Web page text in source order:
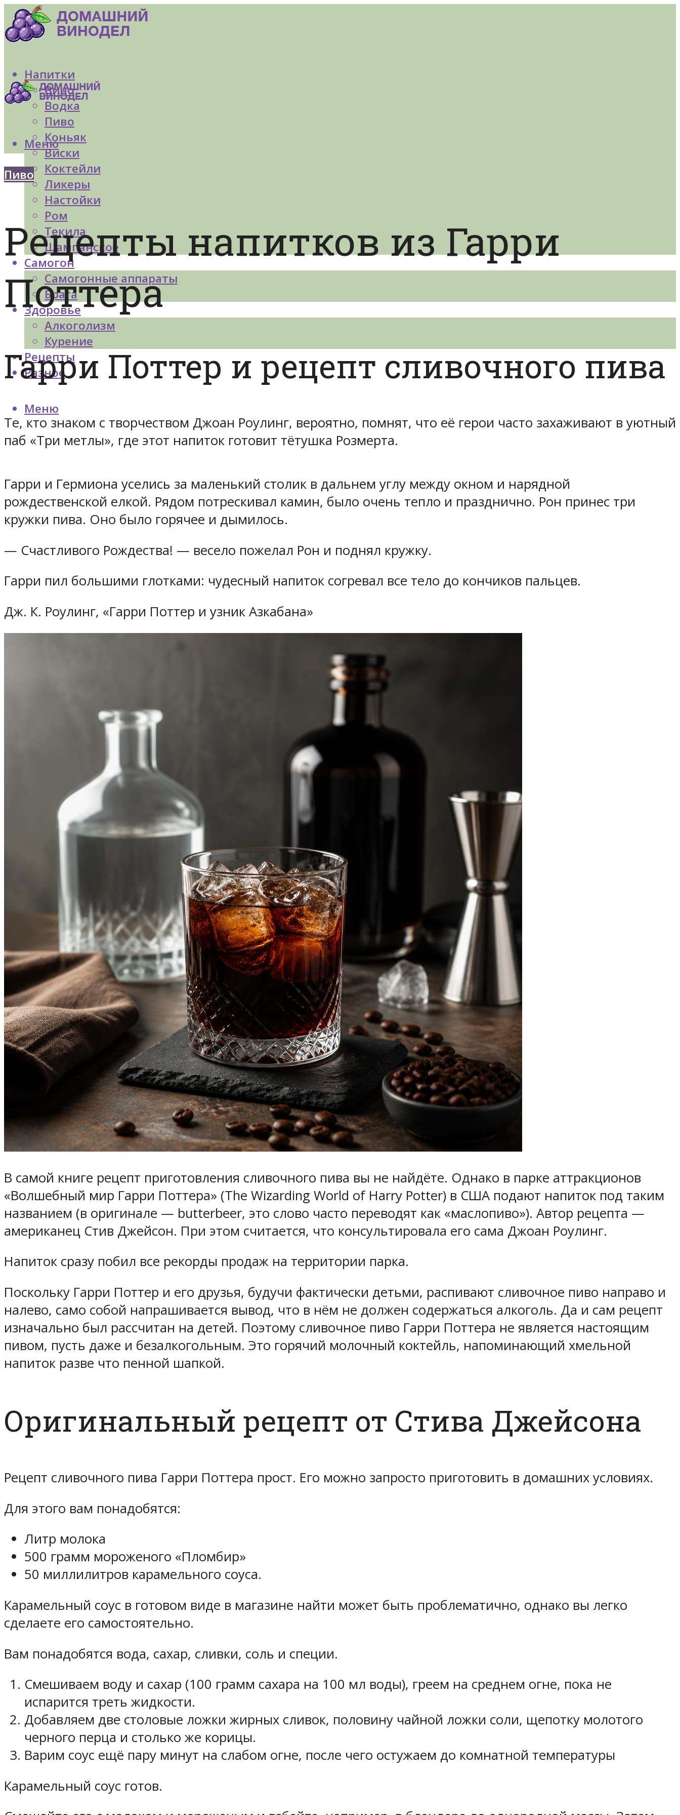
Напитки
Вино
Водка
Пиво
Коньяк
Виски
Коктейли
Ликеры
Настойки
Ром
Текила
Шампанское
Самогон
Самогонные аппараты
Брага
Здоровье
Алкоголизм
Курение
Рецепты
Разное
Меню
Меню
Пиво
Рецепты напитков из Гарри
Поттера
Гарри Поттер и рецепт сливочного пива
Те, кто знаком с творчеством Джоан Роулинг, вероятно, помнят, что её герои часто захаживают в уютный
паб «Три метлы», где этот напиток готовит тётушка Розмерта.
Гарри и Гермиона уселись за маленький столик в дальнем углу между окном и нарядной
рождественской елкой. Рядом потрескивал камин, было очень тепло и празднично. Рон принес три
кружки пива. Оно было горячее и дымилось.
— Счастливого Рождества! — весело пожелал Рон и поднял кружку.
Гарри пил большими глотками: чудесный напиток согревал все тело до кончиков пальцев.
Дж. К. Роулинг, «Гарри Поттер и узник Азкабана»
В самой книге рецепт приготовления сливочного пива вы не найдёте. Однако в парке аттракционов
«Волшебный мир Гарри Поттера» (The Wizarding World of Harry Potter) в США подают напиток под таким
названием (в оригинале — butterbeer, это слово часто переводят как «маслопиво»). Автор рецепта —
американец Стив Джейсон. При этом считается, что консультировала его сама Джоан Роулинг.
Напиток сразу побил все рекорды продаж на территории парка.
Поскольку Гарри Поттер и его друзья, будучи фактически детьми, распивают сливочное пиво направо и
налево, само собой напрашивается вывод, что в нём не должен содержаться алкоголь. Да и сам рецепт
изначально был рассчитан на детей. Поэтому сливочное пиво Гарри Поттера не является настоящим
пивом, пусть даже и безалкогольным. Это горячий молочный коктейль, напоминающий хмельной
напиток разве что пенной шапкой.
Оригинальный рецепт от Стива Джейсона
Рецепт сливочного пива Гарри Поттера прост. Его можно запросто приготовить в домашних условиях.
Для этого вам понадобятся:
Литр молока
500 грамм мороженого «Пломбир»
50 миллилитров карамельного соуса.
Карамельный соус в готовом виде в магазине найти может быть проблематично, однако вы легко
сделаете его самостоятельно.
Вам понадобятся вода, сахар, сливки, соль и специи.
Смешиваем воду и сахар (100 грамм сахара на 100 мл воды), греем на среднем огне, пока не
испарится треть жидкости.
Добавляем две столовые ложки жирных сливок, половину чайной ложки соли, щепотку молотого
черного перца и столько же корицы.
Варим соус ещё пару минут на слабом огне, после чего остужаем до комнатной температуры
Карамельный соус готов.